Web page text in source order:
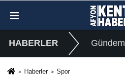
HABERLER Gündem
Haberler Spor